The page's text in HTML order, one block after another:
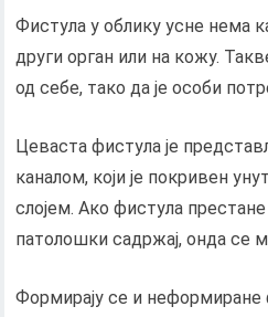
Фистула у облику усне нема
други орган или на кожу.
од себе, тако да је особи
Цеваста фистула је
каналом, који је покривен
слојем. Ако фистула
патолошки садржај, онда се
Формирају се и